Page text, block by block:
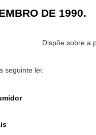
DE 1990.
Dispõe sobre a
seguinte lei: